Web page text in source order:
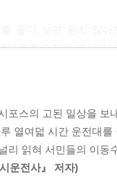
다
키기 어렵다
건네면 안 되는 이유
나 하겠는가!
644, 685….’
주고 그 자리를 벗어
승객도 많은데 꼭 정
모른다며 손을 저으
다가 한순간에 세상에
, 운전하며 머릿속으
를 먹먹하게 만들어 기
를 기다려본 사람이
하게 바라보며 생각
포스의 고된 일상을
열여덟 시간 운전대
리 읽혀 서민들의 이
운전사』 저자)